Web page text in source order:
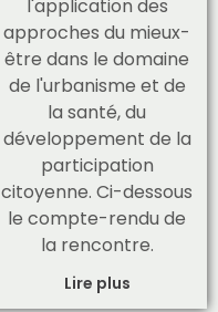
l'application des
approches du mieux-
être dans le domaine
de l'urbanisme et de
la santé, du
développement de la
participation
citoyenne. Ci-dessous
le compte-rendu de
la rencontre.
Lire plus